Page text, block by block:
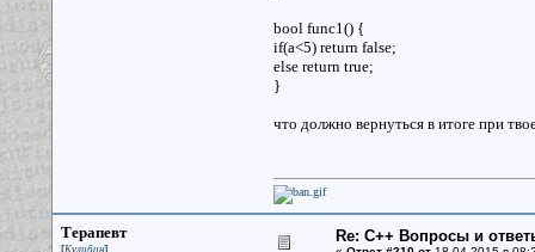
bool func1() {
if(a<5) return false;
else return true;
}
что должно вернуться в итоге при
Терапевт
[Кулибин]
Re: С++ Вопросы и